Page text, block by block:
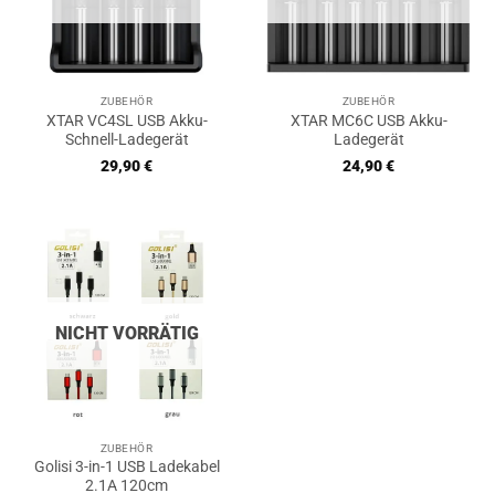
ZUBEHÖR
XTAR VC4SL USB Akku-
Schnell-Ladegerät
29,90€
ZUBEHÖR
XTAR MC6C USB Akku-
Ladegerät
24,90€
NICHT VORRÄTIG
ZUBEHÖR
Golisi 3-in-1 USB Ladekabel
2.1A 120cm